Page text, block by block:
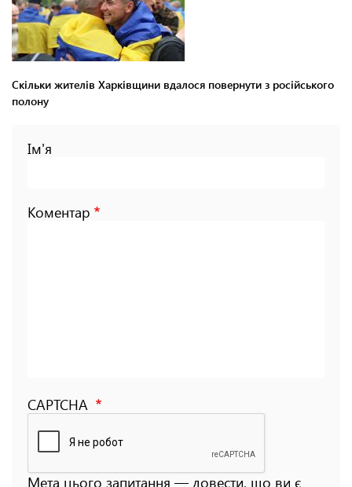
Скільки жителів Харківщини вдалося повернути з російського
полону
Ім'я
Коментар
CAPTCHA
Мета цього запитання — довести, що ви є